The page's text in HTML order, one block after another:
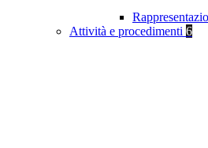
Attività e procedimenti 6